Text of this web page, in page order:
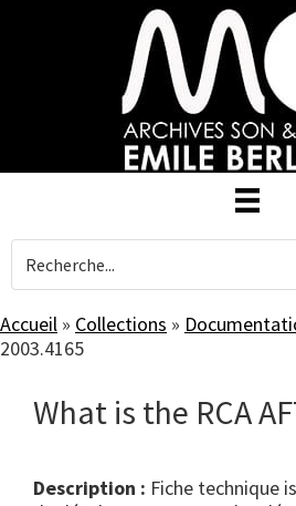
Accueil » Collections »
2003.4165
What is the RCA
Description : Fiche technique